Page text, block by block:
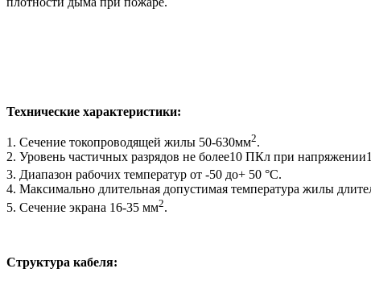
Технические характеристики:
1. Сечение токопроводящей жилы 50-630мм2.
2. Уровень частичных разрядов не более10 ПКл при
3. Диапазон рабочих температур от -50 до+ 50 °С.
4. Максимально длительная допустимая температура жилы
5. Сечение экрана 16-35 мм2.
Структура кабеля: